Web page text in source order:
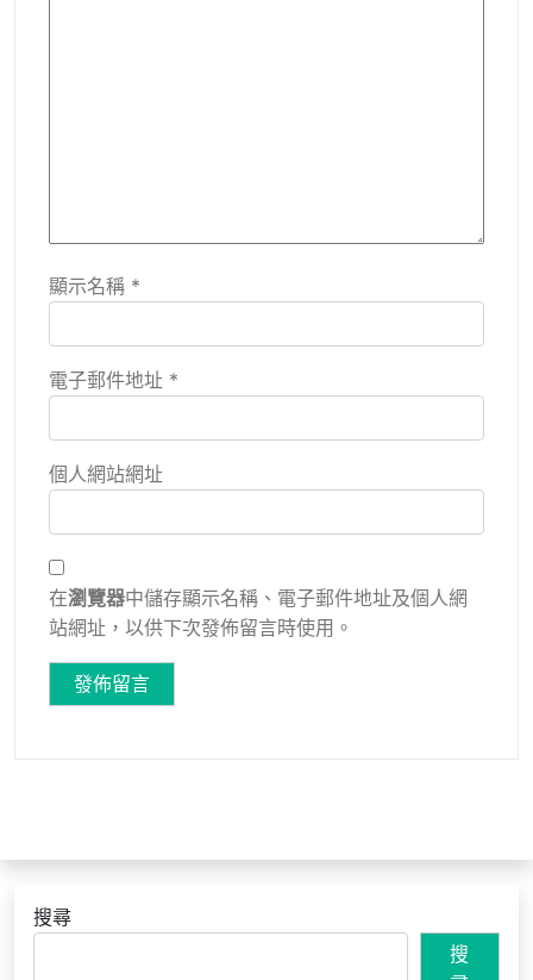
顯示名稱 *
電子郵件地址 *
個人網站網址
在瀏覽器中儲存顯示名稱、電子郵件地址及個人網
站網址，以供下次發佈留言時使用。
搜尋
搜